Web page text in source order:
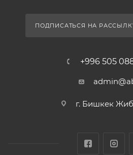
ПОДПИСАТЬСЯ НА
+996 505
г. Бишкек